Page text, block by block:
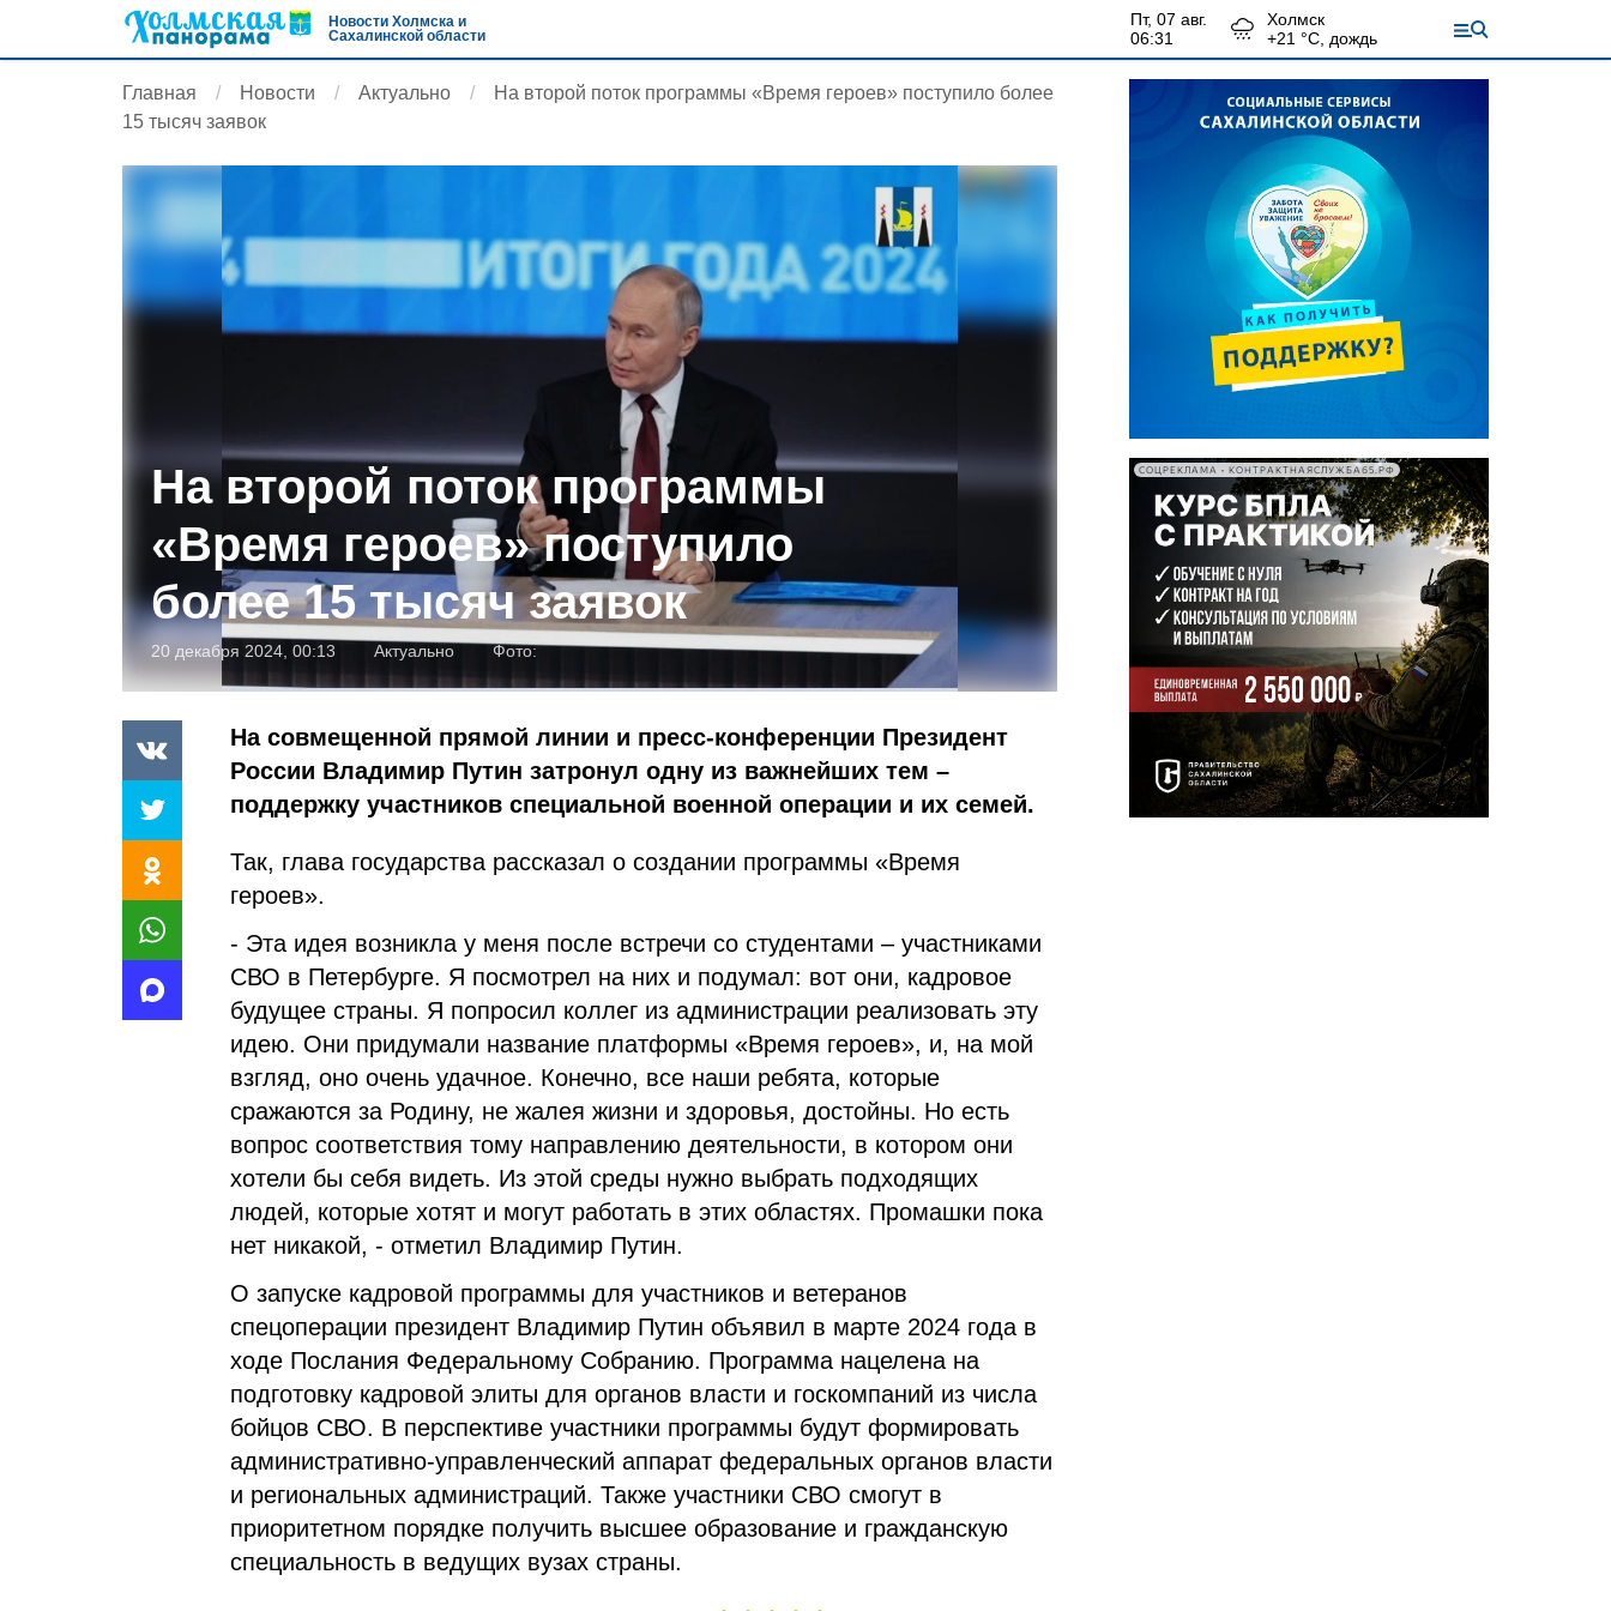
Новости Холмска и
Сахалинской области
пт, 07 авг.
06:31
Холмск
+21 °С, дождь
Главная Новости Актуально
На второй поток программы «Время героев» поступило более
15 тысяч заявок
На второй поток программы
«Время героев» поступило
более 15 тысяч заявок
20 декабря 2024, 00:13 Актуально Фото:
На совмещенной прямой линии и пресс-конференции Президент
России Владимир Путин затронул одну из важнейших тем –
поддержку участников специальной военной операции и их семей.
Так, глава государства рассказал о создании программы «Время
героев».
- Эта идея возникла у меня после встречи со студентами – участниками
СВО в Петербурге. Я посмотрел на них и подумал: вот они, кадровое
будущее страны. Я попросил коллег из администрации реализовать эту
идею. Они придумали название платформы «Время героев», и, на мой
взгляд, оно очень удачное. Конечно, все наши ребята, которые
сражаются за Родину, не жалея жизни и здоровья, достойны. Но есть
вопрос соответствия тому направлению деятельности, в котором они
хотели бы себя видеть. Из этой среды нужно выбрать подходящих
людей, которые хотят и могут работать в этих областях. Промашки пока
нет никакой, - отметил Владимир Путин.
О запуске кадровой программы для участников и ветеранов
спецоперации президент Владимир Путин объявил в марте 2024 года в
ходе Послания Федеральному Собранию. Программа нацелена на
подготовку кадровой элиты для органов власти и госкомпаний из числа
бойцов СВО. В перспективе участники программы будут формировать
административно-управленческий аппарат федеральных органов власти
и региональных администраций. Также участники СВО смогут в
приоритетном порядке получить высшее образование и гражданскую
специальность в ведущих вузах страны.
СОЦРЕКЛАМА • КОНТРАКТНАЯСЛУЖБА65.РФ